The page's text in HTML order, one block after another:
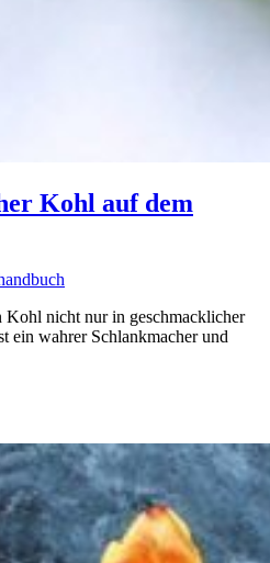
Kohl auf dem
Kohl nicht nur in geschmacklicher
ein wahrer Schlankmacher und